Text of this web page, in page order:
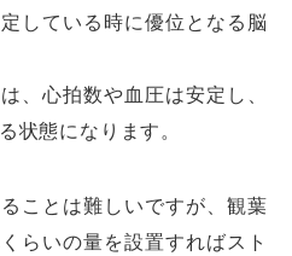
している時に優位となる脳
、心拍数や血圧は安定し、
状態になります。
ことは難しいですが、観葉
らいの量を設置すればスト